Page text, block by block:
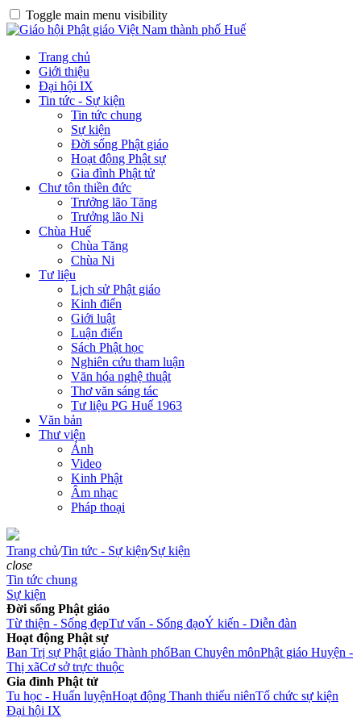
Toggle main menu visibility
Trang chủ
Giới thiệu
Đại hội IX
Tin tức - Sự kiện
Tin tức chung
Sự kiện
Đời sống Phật giáo
Hoạt động Phật sự
Gia đình Phật tử
Chư tôn thiền đức
Trưởng lão Tăng
Trưởng lão Ni
Chùa Huế
Chùa Tăng
Chùa Ni
Tư liệu
Lịch sử Phật giáo
Kinh điển
Giới luật
Luận điển
Sách Phật học
Nghiên cứu tham luận
Văn hóa nghệ thuật
Thơ văn sáng tác
Tư liệu PG Huế 1963
Văn bản
Thư viện
Ảnh
Video
Kinh Phật
Âm nhạc
Pháp thoại
Trang chủ/Tin tức - Sự kiện/Sự kiện
close
Tin tức chung
Sự kiện
Đời sống Phật giáo
Từ thiện - Sống đẹpTư vấn - Sống đạoÝ kiến - Diễn đàn
Hoạt động Phật sự
Ban Trị sự Phật giáo Thành phốBan Chuyên mônPhật giáo Huyện -
Thị xãCơ sở trực thuộc
Gia đình Phật tử
Tu học - Huấn luyệnHoạt động Thanh thiếu niênTổ chức sự kiện
Đại hội IX